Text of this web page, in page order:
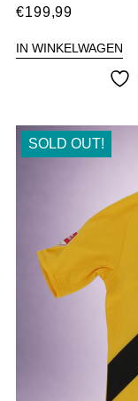
€199,99
IN WINKELWAGEN
SOLD OUT!